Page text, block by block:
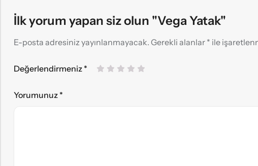
İlk yorum yapan siz olun "Vega Yatak"
E-posta adresiniz yayınlanmayacak. Gerekli alanlar * ile
Değerlendirmeniz *
Yorumunuz *